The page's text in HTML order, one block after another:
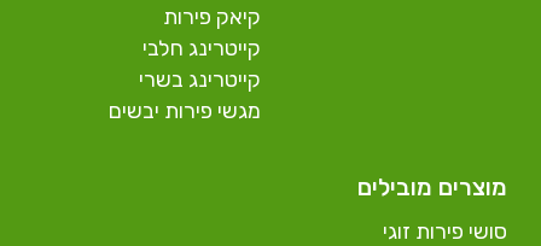
קיאק פירות
קייטרינג חלבי
קייטרינג בשרי
מגשי פירות יבשים
מוצרים מובילים
סושי פירות זוגי